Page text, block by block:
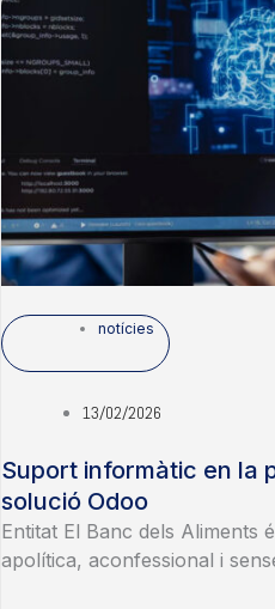
notícies
13/02/2026
Suport informàtic en la
solució Odoo
Entitat El Banc dels Aliments
apolítica, aconfessional i